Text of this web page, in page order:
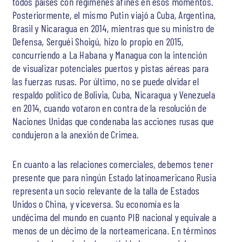
Posteriormente, el mismo Putin viajó a Cuba, Argentina,
Brasil y Nicaragua en 2014, mientras que su ministro de
Defensa, Serguéi Shoigú, hizo lo propio en 2015,
concurriendo a La Habana y Managua con la intención
de visualizar potenciales puertos y pistas aéreas para
las fuerzas rusas. Por último, no se puede olvidar el
respaldo político de Bolivia, Cuba, Nicaragua y Venezuela
en 2014, cuando votaron en contra de la resolución de
Naciones Unidas que condenaba las acciones rusas que
condujeron a la anexión de Crimea.
En cuanto a las relaciones comerciales, debemos tener
presente que para ningún Estado latinoamericano Rusia
representa un socio relevante de la talla de Estados
Unidos o China, y viceversa. Su economía es la
undécima del mundo en cuanto PIB nacional y equivale a
menos de un décimo de la norteamericana. En términos